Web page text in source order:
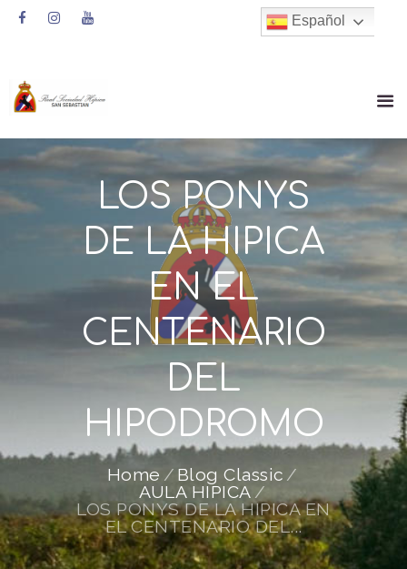
LOS PONYS
DE LA HIPICA
EN EL
CENTENARIO
DEL
HIPODROMO
Home
Blog Classic
AULA HIPICA
LOS PONYS DE LA HIPICA EN
EL CENTENARIO DEL...
Español